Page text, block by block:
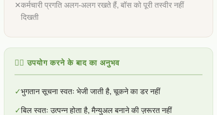
✕कर्मचारी प्रगति अलग-अलग रखते हैं, बॉस को पूरी तस्वीर नहीं
दिखती
😮‍💨 उपयोग करने के बाद का अनुभव
✓भुगतान सूचना स्वतः भेजी जाती है, चूकने का डर नहीं
✓बिल स्वतः उत्पन्न होता है, मैन्युअल बनाने की ज़रूरत नहीं